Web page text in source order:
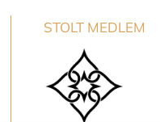
STOLT MEDLEM